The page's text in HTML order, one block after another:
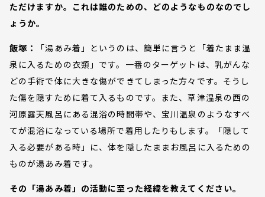
ただけますか。これは誰のための、どのようなものなのでし
ょうか。
飯塚：
「湯あみ着」というのは、簡単に言うと「着たまま温
泉に入るための衣類」です。一番のターゲットは、乳がんな
どの手術で体に大きな傷ができてしまった方々です。そうし
た傷を隠すために着て入るものです。また、草津温泉の西の
河原露天風呂にある混浴の時間帯や、宝川温泉のようなすべ
てが混浴になっている場所で着用したりもします。「隠して
入る必要がある時」に、体を隠したままお風呂に入るための
ものが湯あみ着です。
その「湯あみ着」の活動に至った経緯を教えてください。